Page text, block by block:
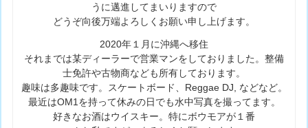
うに邁進してまいりますので
どうぞ向後万端よろしくお願い申し上げます。
2020年１月に沖縄へ移住
それまでは某ディーラーで営業マンをしておりました。整備
士免許や古物商なども所有しております。
趣味は多趣味です。スケートボード、Reggae DJ, などなど。
最近はOM1を持って休みの日でも水中写真を撮ってます。
好きなお酒はウイスキー。特にボウモアが１番